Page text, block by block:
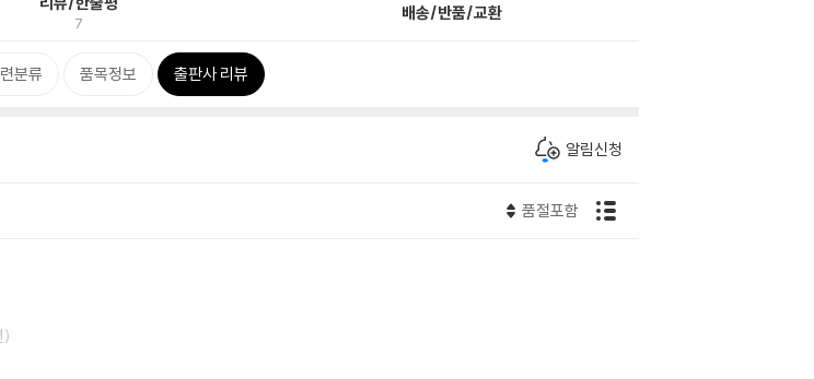
7 배송/반품/교환
분류 품목정보 출판사 리뷰
알림신청
품절포함
)